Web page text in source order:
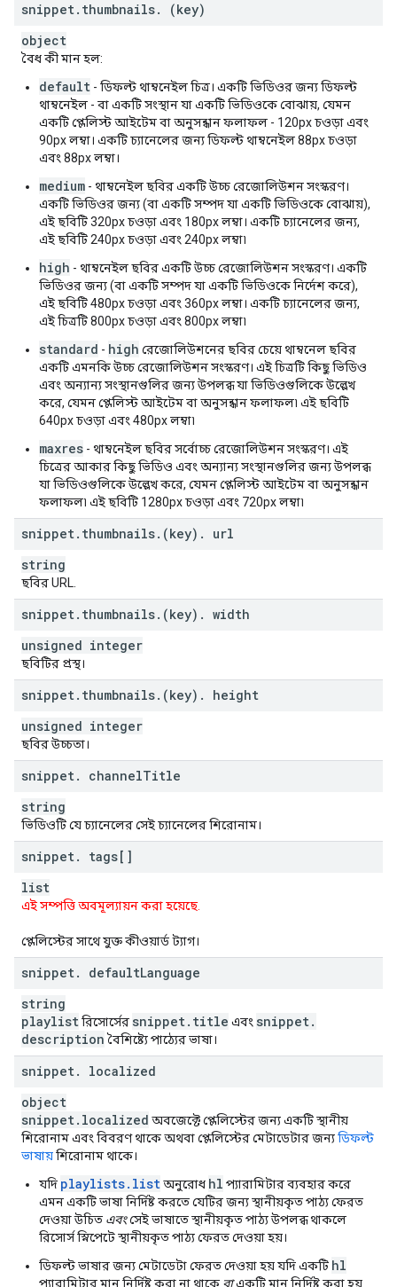
snippet. thumbnails.
(key)
object
বৈধ কী মান হল:
default - ডিফল্ট থাম্বনেইল চিত্র। একটি ভিডিওর জন্য ডিফল্ট
থাম্বনেইল - বা একটি সংস্থান যা একটি ভিডিওকে বোঝায়, যেমন
একটি প্লেলিস্ট আইটেম বা অনুসন্ধান ফলাফল - 120px চওড়া এবং
90px লম্বা। একটি চ্যানেলের জন্য ডিফল্ট থাম্বনেইল 88px চওড়া
এবং 88px লম্বা।
medium - থাম্বনেইল ছবির একটি উচ্চ রেজোলিউশন সংস্করণ।
একটি ভিডিওর জন্য (বা একটি সম্পদ যা একটি ভিডিওকে বোঝায়),
এই ছবিটি 320px চওড়া এবং 180px লম্বা। একটি চ্যানেলের জন্য,
এই ছবিটি 240px চওড়া এবং 240px লম্বা৷
high - থাম্বনেইল ছবির একটি উচ্চ রেজোলিউশন সংস্করণ। একটি
ভিডিওর জন্য (বা একটি সম্পদ যা একটি ভিডিওকে নির্দেশ করে),
এই ছবিটি 480px চওড়া এবং 360px লম্বা। একটি চ্যানেলের জন্য,
এই চিত্রটি 800px চওড়া এবং 800px লম্বা৷
standard - high রেজোলিউশনের ছবির চেয়ে থাম্বনেল ছবির
একটি এমনকি উচ্চ রেজোলিউশন সংস্করণ। এই চিত্রটি কিছু ভিডিও
এবং অন্যান্য সংস্থানগুলির জন্য উপলব্ধ যা ভিডিওগুলিকে উল্লেখ
করে, যেমন প্লেলিস্ট আইটেম বা অনুসন্ধান ফলাফল৷ এই ছবিটি
640px চওড়া এবং 480px লম্বা৷
maxres - থাম্বনেইল ছবির সর্বোচ্চ রেজোলিউশন সংস্করণ। এই
চিত্রের আকার কিছু ভিডিও এবং অন্যান্য সংস্থানগুলির জন্য উপলব্ধ
যা ভিডিওগুলিকে উল্লেখ করে, যেমন প্লেলিস্ট আইটেম বা অনুসন্ধান
ফলাফল৷ এই ছবিটি 1280px চওড়া এবং 720px লম্বা৷
snippet. thumbnails. (key) .
url
string
ছবির URL.
snippet. thumbnails. (key) . width
unsigned integer
ছবিটির প্রস্থ।
snippet. thumbnails. (key) .
height
unsigned integer
ছবির উচ্চতা।
snippet. channelTitle
string
ভিডিওটি যে চ্যানেলের সেই চ্যানেলের শিরোনাম।
snippet.
tags[]
list
এই সম্পত্তি অবমূল্যায়ন করা হয়েছে.
প্লেলিস্টের সাথে যুক্ত কীওয়ার্ড ট্যাগ।
snippet. defaultLanguage
string
playlistরিসোর্সের snippet. title এবং snippet.
description বৈশিষ্ট্যে পাঠ্যের ভাষা।
snippet.
localized
object
snippet. localized অবজেক্টে প্লেলিস্টের জন্য একটি স্থানীয়
শিরোনাম এবং বিবরণ থাকে অথবা প্লেলিস্টের মেটাডেটার জন্যডিফল্ট
ভাষায়শিরোনাম থাকে।
যদি playlists.listঅনুরোধ hl প্যারামিটার ব্যবহার করে
এমন একটি ভাষা নির্দিষ্ট করতে যেটির জন্য স্থানীয়কৃত পাঠ্য ফেরত
দেওয়া উচিত এবংসেই ভাষাতে স্থানীয়কৃত পাঠ্য উপলব্ধ থাকলে
রিসোর্স স্নিপেটে স্থানীয়কৃত পাঠ্য ফেরত দেওয়া হয়।
ডিফল্ট ভাষার জন্য মেটাডেটা ফেরত দেওয়া হয় যদি একটি hl
প্যারামিটার মান নির্দিষ্ট করা না থাকে বাএকটি মান নির্দিষ্ট করা হয়